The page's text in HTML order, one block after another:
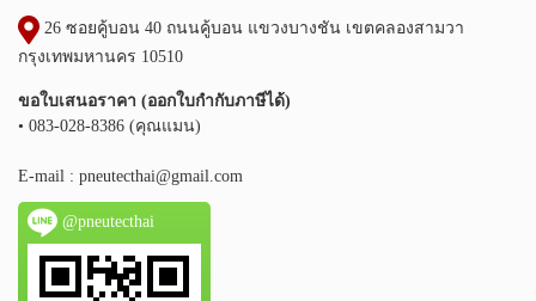
26 ซอยคู้บอน 40 ถนนคู้บอน แขวงบางชัน เขตคลองสามวา
กรุงเทพมหานคร 10510
ขอใบเสนอราคา (ออกใบกำกับภาษีได้)
• 083-028-8386 (คุณแมน)
E-mail : pneutecthai@gmail.com
@pneutecthai